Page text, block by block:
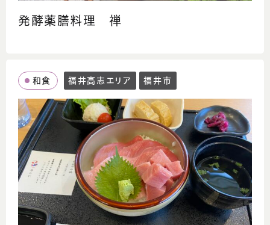
発酵薬膳料理 禅
和食 福井高志エリア 福井市